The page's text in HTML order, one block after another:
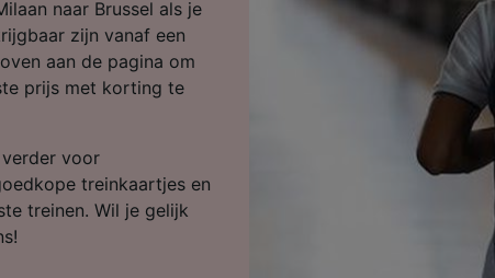
naar Brussel als je
zijn vanaf een
aan de pagina om
prijs met korting te
voor
treinkaartjes en
treinen. Wil je gelijk